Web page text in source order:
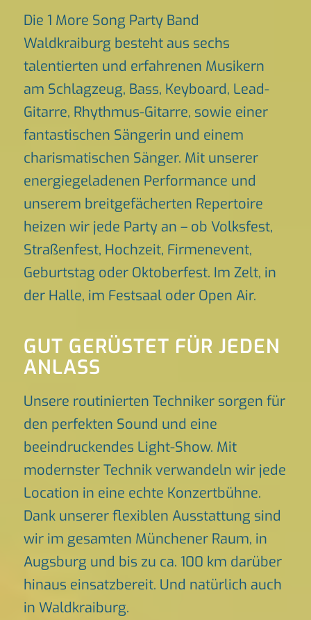
Die 1 More Song Party Band
Waldkraiburg besteht aus sechs
talentierten und erfahrenen Musikern
am Schlagzeug, Bass, Keyboard, Lead-
Gitarre, Rhythmus-Gitarre, sowie einer
fantastischen Sängerin und einem
charismatischen Sänger. Mit unserer
energiegeladenen Performance und
unserem breitgefächerten Repertoire
heizen wir jede Party an – ob Volksfest,
Straßenfest, Hochzeit, Firmenevent,
Geburtstag oder Oktoberfest. Im Zelt, in
der Halle, im Festsaal oder Open Air.
GUT GERÜSTET FÜR JEDEN
ANLASS
Unsere routinierten Techniker sorgen für
den perfekten Sound und eine
beeindruckendes Light-Show. Mit
modernster Technik verwandeln wir jede
Location in eine echte Konzertbühne.
Dank unserer flexiblen Ausstattung sind
wir im gesamten Münchener Raum, in
Augsburg und bis zu ca. 100 km darüber
hinaus einsatzbereit. Und natürlich auch
in Waldkraiburg.